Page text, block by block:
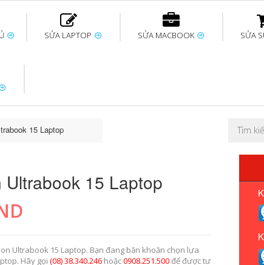
SỬA LAPTOP
Thay màn hình Thay Pin Laptop
SỬA MACBOOK
pin Macbook Thay màn hình Thay
SỬA
Surface Sửa Surface không Thay sạc
15 Laptop
Ultrabook 15 Laptop
Ultrabook 15 Laptop. Bạn đang băn khoăn chọn lựa
Hãy gọi(08) 38.340.246 hoặc0908.251.500để được tư